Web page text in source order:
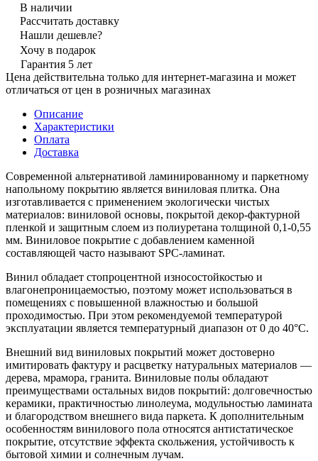
В наличии
Рассчитать доставку
Нашли дешевле?
Хочу в подарок
Гарантия 5 лет
Цена действительна только для интернет-магазина и может
отличаться от цен в розничных магазинах
Описание
Характеристики
Оплата
Доставка
Современной альтернативой ламинированному и паркетному
напольному покрытию является виниловая плитка. Она
изготавливается с применением экологически чистых
материалов: виниловой основы, покрытой декор-фактурной
пленкой и защитным слоем из полиуретана толщиной 0,1-0,55
мм. Виниловое покрытие с добавлением каменной
составляющей часто называют SPC-ламинат.
Винил обладает стопроцентной износостойкостью и
влагонепроницаемостью, поэтому может использоваться в
помещениях с повышенной влажностью и большой
проходимостью. При этом рекомендуемой температурой
эксплуатации является температурный диапазон от 0 до 40°С.
Внешний вид виниловых покрытий может достоверно
имитировать фактуру и расцветку натуральных материалов —
дерева, мрамора, гранита. Виниловые полы обладают
преимуществами остальных видов покрытий: долговечностью
керамики, практичностью линолеума, модульностью ламината
и благородством внешнего вида паркета. К дополнительным
особенностям винилового пола относятся антистатическое
покрытие, отсутствие эффекта скольжения, устойчивость к
бытовой химии и солнечным лучам.